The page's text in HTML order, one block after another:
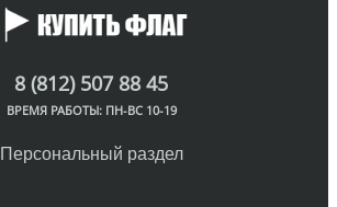
8 (812) 507 88 45
ВРЕМЯ РАБОТЫ: ПН-ВС 10-19
Персональный раздел